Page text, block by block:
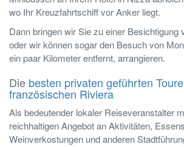
wo Ihr Kreuzfahrtschiff vor Anker liegt.
Dann bringen wir Sie zu einer Besichtigung
oder wir können sogar den Besuch von
ein paar Kilometer entfernt, arrangieren.
Die besten privaten geführten
französischen Riviera
Als bedeutender lokaler Reiseveranstalter
reichhaltigen Angebot an Aktivitäten,
Weinverkostungen und anderen